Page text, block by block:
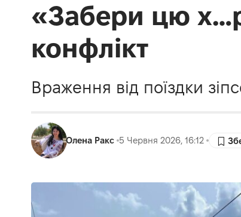
«Забери цю
конфлікт
Враження від поїздки
Олена Ракс 5 Червня 2026, 16:12